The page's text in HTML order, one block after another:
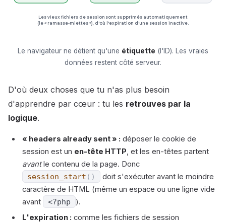
Les vieux fichiers de session sont supprimés automatiquement
(le « ramasse-miettes »), d'où l'expiration d'une session inactive.
Le navigateur ne détient qu'une étiquette (l'ID). Les vraies
données restent côté serveur.
D'où deux choses que tu n'as plus besoin
d'apprendre par cœur : tu les retrouves par la
logique.
« headers already sent » : déposer le cookie de
session est un en-tête HTTP, et les en-têtes partent
avantle contenu de la page. Donc
session_start ( )
doit s'exécuter avant le moindre
caractère de HTML (même un espace ou une ligne vide
avant
<?php
).
L'expiration : comme les fichiers de session